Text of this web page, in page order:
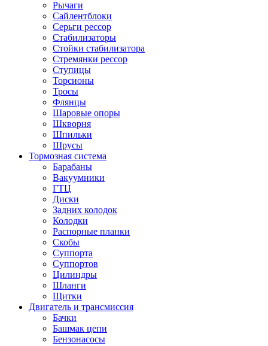
Рычаги
Сайлентблоки
Серьги рессор
Стабилизаторы
Стойки стабилизатора
Стремянки рессор
Ступицы
Торсионы
Тросы
Флянцы
Шаровые опоры
Шкворня
Шпильки
Шрусы
Тормозная система
Барабаны
Вакуумники
ГТЦ
Диски
Задних колодок
Колодки
Распорные планки
Скобы
Суппорта
Суппортов
Цилиндры
Шланги
Щитки
Двигатель и трансмиссия
Бачки
Башмак цепи
Бензонасосы